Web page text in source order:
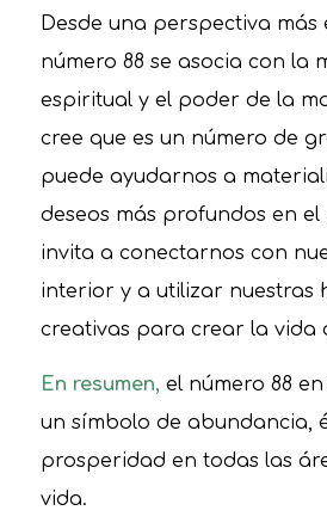
Desde una perspectiva más
número 88 se asocia con la
espiritual y el poder de la
cree que es un número de
puede ayudarnos a
deseos más profundos en
invita a conectarnos con
interior y a utilizar nuestras
creativas para crear la vida
En resumen, el número 88
un símbolo de abundancia,
prosperidad en todas las
vida.